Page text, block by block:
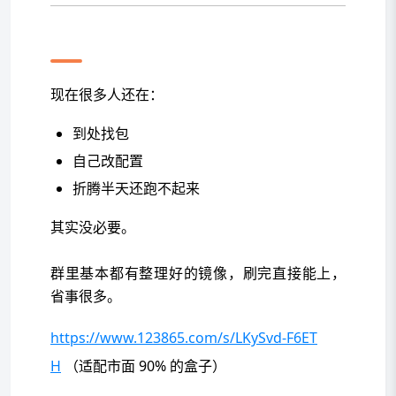
现在很多人还在：
到处找包
自己改配置
折腾半天还跑不起来
其实没必要。
群里基本都有整理好的镜像，刷完直接能上，
省事很多。
https://www.123865.com/s/LKySvd-F6ET
H （适配市面 90% 的盒子）